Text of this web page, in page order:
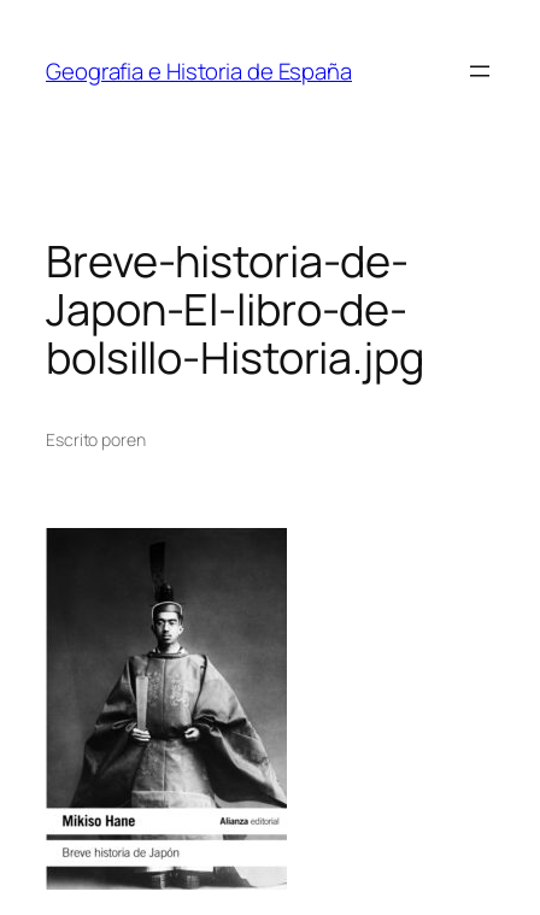
contenido
Geografia e Historia de España
Breve-historia-de-
Japon-El-libro-de-
bolsillo-Historia.jpg
Escrito poren